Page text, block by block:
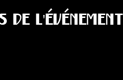
de l'événement